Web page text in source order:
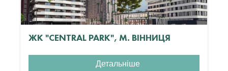
ЖК "CENTRAL PARK", М. ВІННИЦЯ
Детальніше